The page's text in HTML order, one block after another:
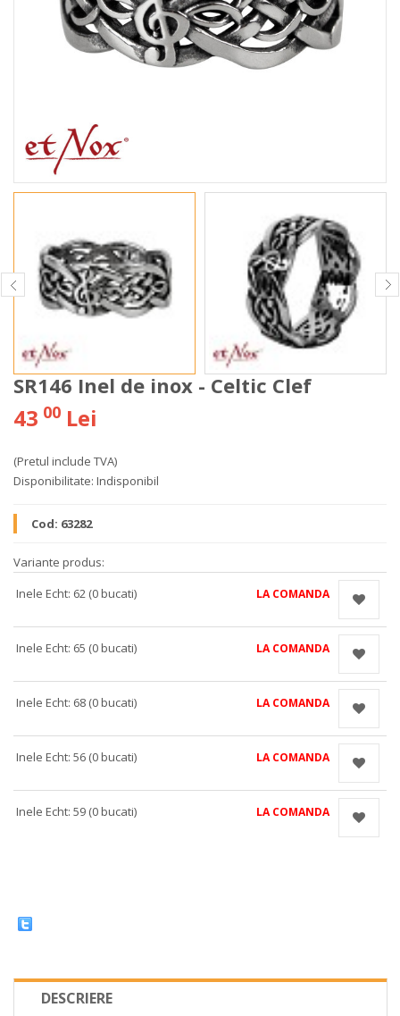
SR146 Inel de inox - Celtic Clef
43 00 Lei
(Pretul include TVA)
Disponibilitate: Indisponibil
Cod: 63282
Variante produs:
Inele Echt: 62 (0 bucati)
LA COMANDA
Inele Echt: 65 (0 bucati) LA COMANDA
Inele Echt: 68 (0 bucati) LA COMANDA
Inele Echt: 56 (0 bucati) LA COMANDA
Inele Echt: 59 (0 bucati) LA COMANDA
DESCRIERE